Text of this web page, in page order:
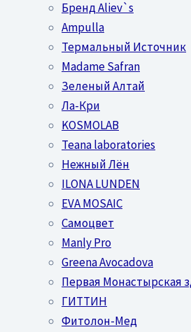
Бренд Aliev`s
Ampulla
Термальный Источник
Madame Safran
Зеленый Алтай
Ла-Кри
KOSMOLAB
Teana laboratories
Нежный Лён
ILONA LUNDEN
EVA MOSAIC
Самоцвет
Manly Pro
Greena Avocadova
Первая Монастырская
ГИТТИН
Фитолон-Мед